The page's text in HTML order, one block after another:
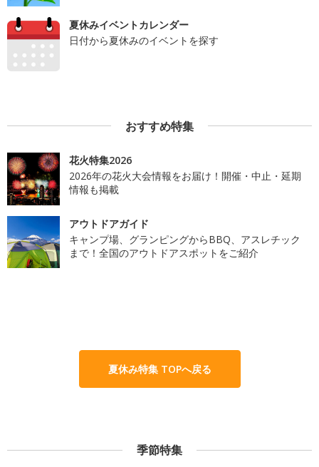
夏休みイベントカレンダー
日付から夏休みのイベントを探す
おすすめ特集
花火特集2026
2026年の花火大会情報をお届け！開催・中止・延期
情報も掲載
アウトドアガイド
キャンプ場、グランピングからBBQ、アスレチック
まで！全国のアウトドアスポットをご紹介
夏休み特集 TOPへ戻る
季節特集